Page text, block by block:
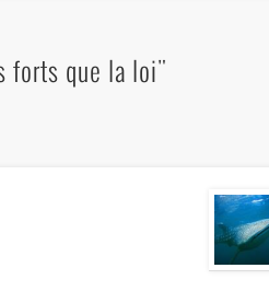
forts que la loi"